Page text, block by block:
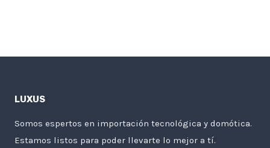
LUXUS
Somos espertos en importación tecnológica y domótica.
Estamos listos para poder llevarte lo mejor a tí.